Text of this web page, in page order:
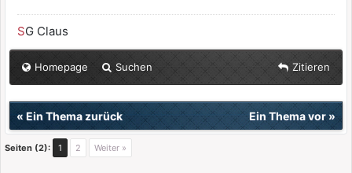
SG Claus
Homepage Suchen Zitieren
« Ein Thema zurück Ein Thema vor»
Seiten (2): 1 2 Weiter »